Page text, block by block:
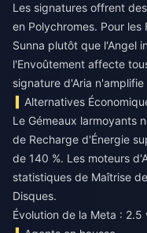
Les signatures offrent
en Polychromes. Pour
Sunna plutôt que l'Angel
l'Envoûtement affecte
signature d'Aria
Alternatives
Le Gémeaux larmoyants
de Recharge d'Énergie
de 140 %. Les moteurs
statistiques de Maîtrise
Disques.
Évolution de la Meta : 2.5